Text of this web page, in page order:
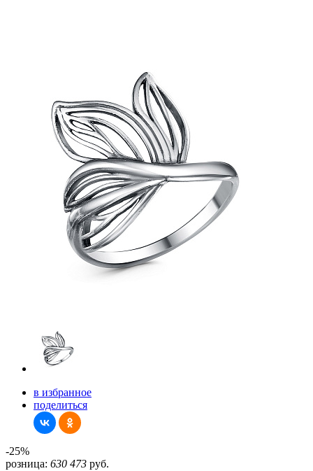
в избранное
поделиться
-25%
розница: 630 473 руб.